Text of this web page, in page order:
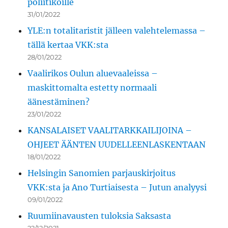
poliitikoille
31/01/2022
YLE:n totalitaristit jälleen valehtelemassa –
tällä kertaa VKK:sta
28/01/2022
Vaalirikos Oulun aluevaaleissa –
maskittomalta estetty normaali
äänestäminen?
23/01/2022
KANSALAISET VAALITARKKAILIJOINA –
OHJEET ÄÄNTEN UUDELLEENLASKENTAAN
18/01/2022
Helsingin Sanomien parjauskirjoitus
VKK:sta ja Ano Turtiaisesta – Jutun analyysi
09/01/2022
Ruumiinavausten tuloksia Saksasta